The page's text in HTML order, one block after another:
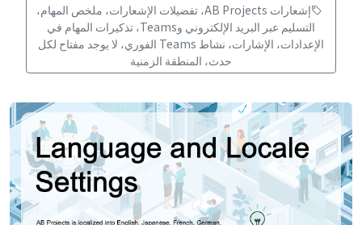
إشعارات AB Projects، تفضيلات الإشعارات، ملخص المهام،
التسليم عبر البريد الإلكتروني وTeams، تذكيرات المهام في
الإعدادات، الإشارات، نشاط Teams الفوري، لا يوجد مفتاح لكل
حدث، المنطقة الزمنية